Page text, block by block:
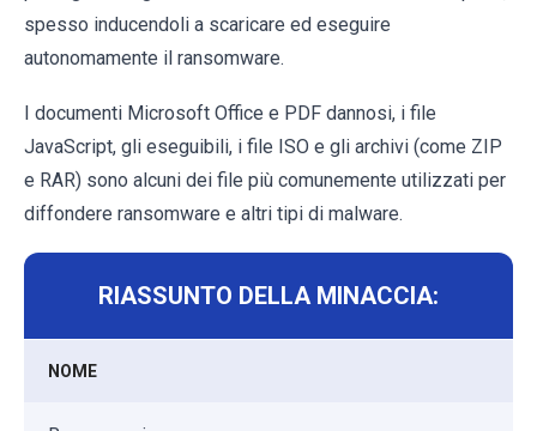
spesso inducendoli a scaricare ed eseguire
autonomamente il ransomware.
I documenti Microsoft Office e PDF dannosi, i file
JavaScript, gli eseguibili, i file ISO e gli archivi (come ZIP
e RAR) sono alcuni dei file più comunemente utilizzati per
diffondere ransomware e altri tipi di malware.
RIASSUNTO DELLA MINACCIA:
NOME